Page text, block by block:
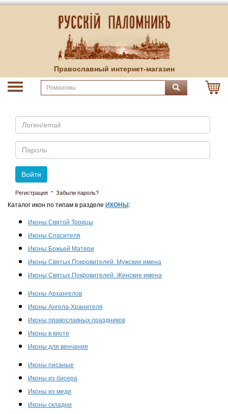
Православный интернет-магазин
Email
Пароль
Войти
Регистрация · Забыли пароль?
Каталог икон по типам в разделе ИКОНЫ :
Иконы Святой Троицы
Иконы Спасителя
Иконы Божьей Матери
Иконы Святых Покровителей. Мужские имена
Иконы Святых Покровителей. Женские имена
Иконы Архангелов
Иконы Ангела-Хранителя
Иконы православных праздников
Иконы в киоте
Иконы для венчания
Иконы писаные
Иконы из бисера
Иконы из меди
Иконы складни